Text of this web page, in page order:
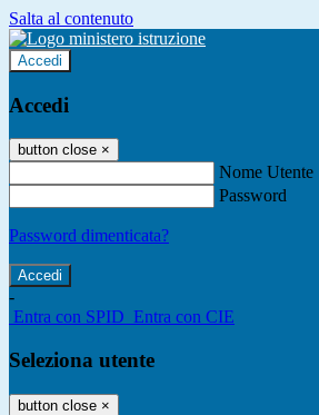
Salta al contenuto
Accedi
Accedi
button close ×
Nome Utente
Password
Password dimenticata?
-
Entra con SPID Entra con CIE
Seleziona utente
button close ×